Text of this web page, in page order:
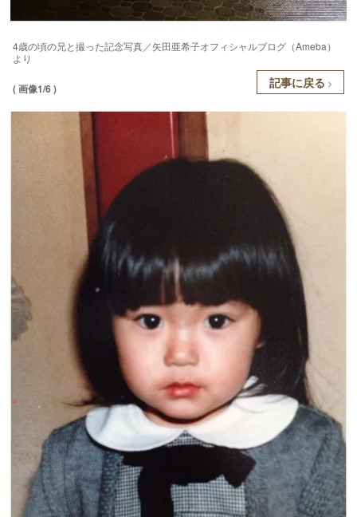
4歳の頃の兄と撮った記念写真／矢田亜希子オフィシャルブログ（Ameba）
より
( 画像1/6 ) 記事に戻る